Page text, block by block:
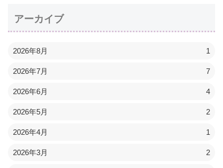
アーカイブ
2026年8月 1
2026年7月 7
2026年6月 4
2026年5月 2
2026年4月 1
2026年3月 2